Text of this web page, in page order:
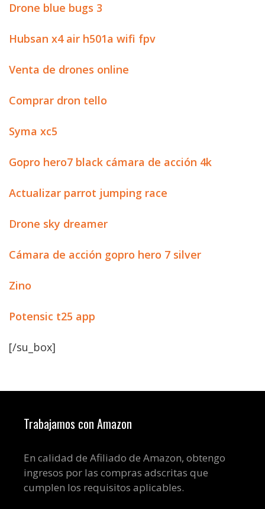
Drone blue bugs 3
Hubsan x4 air h501a wifi fpv
Venta de drones online
Comprar dron tello
Syma xc5
Gopro hero7 black cámara de acción 4k
Actualizar parrot jumping race
Drone sky dreamer
Cámara de acción gopro hero 7 silver
Zino
Potensic t25 app
[/su_box]
Trabajamos con Amazon
En calidad de Afiliado de Amazon, obtengo
ingresos por las compras adscritas que
cumplen los requisitos aplicables.